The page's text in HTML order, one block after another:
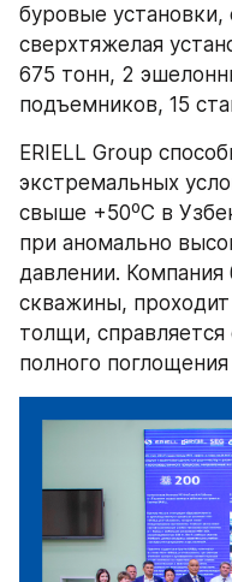
буровые
сверхтяжелая
675 тонн, 2
подъемников, 15
ERIELL Group
экстремальных
свыше +50⁰С в
при аномально
давлении. Компания
скважины,
толщи, справляется
полного